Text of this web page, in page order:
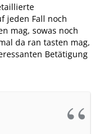
jeden Fall noch
mag, sowas noch
da ran tasten mag,
Betätigung